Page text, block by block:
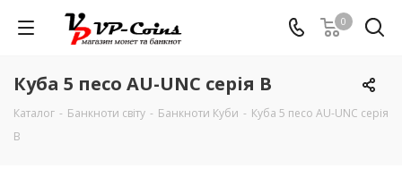
0
Куба 5 песо AU-UNC серія В
Каталог - Банкноти світу - Банкноти Куби - Куба 5 песо AU-UNC серія
В